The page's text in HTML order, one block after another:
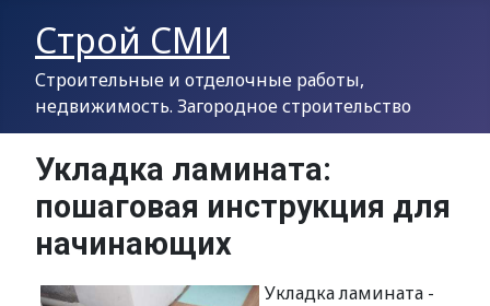
Строй СМИ
Строительные и отделочные работы,
недвижимость. Загородное строительство
Укладка ламината:
пошаговая инструкция для
начинающих
Укладка ламината -